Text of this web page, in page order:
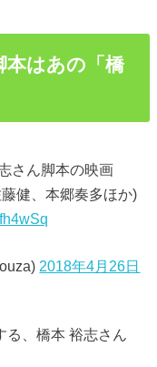
本はあの「橋
さん脚本の映画
健、本郷奏多ほか)
2018年4月26日
る、橋本 裕志さん